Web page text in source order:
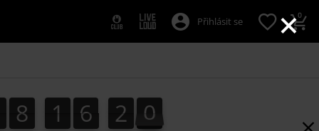
×
Přihlásit se 0
8
8 1
1 6
6 1
2
1
2 9
0
9
1
0